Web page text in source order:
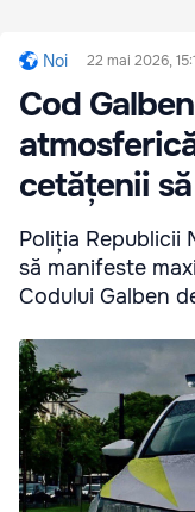
Noi 22 mai 2026,
Cod
cetățenii
Poliția Republicii
să manifeste
Codului Galben